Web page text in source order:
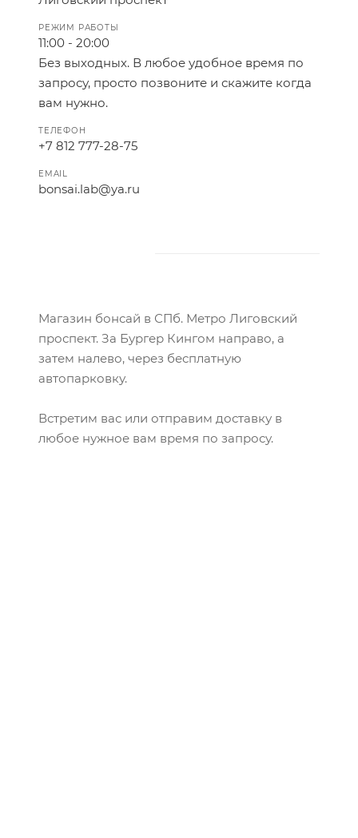
РЕЖИМ РАБОТЫ
11:00 - 20:00
Без выходных. В любое удобное время по
запросу, просто позвоните и скажите когда
вам нужно.
ТЕЛЕФОН
+7 812 777-28-75
EMAIL
bonsai.lab@ya.ru
Магазин бонсай в СПб. Метро Лиговский
проспект. За Бургер Кингом направо, а
затем налево, через бесплатную
автопарковку.
Встретим вас или отправим доставку в
любое нужное вам время по запросу.